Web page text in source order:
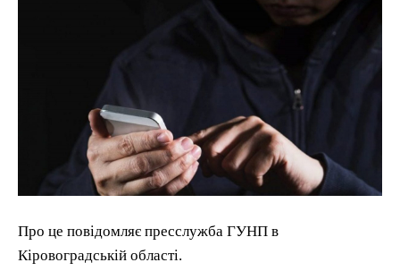
Про це повідомляє пресслужба ГУНП в
Кіровоградській області.